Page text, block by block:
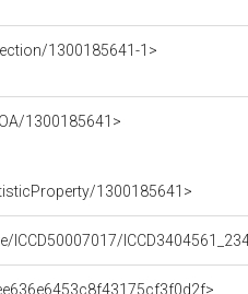
1300185641-1>
1300185641>
1300185641>